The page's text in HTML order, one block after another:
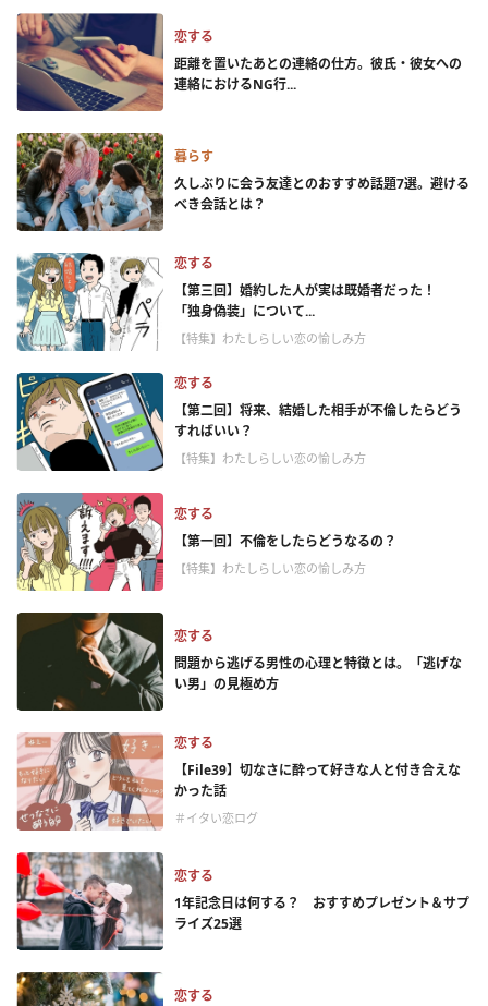
恋する
距離を置いたあとの連絡の仕方。彼氏・彼女への
連絡におけるNG行...
暮らす
久しぶりに会う友達とのおすすめ話題7選。避ける
べき会話とは？
恋する
【第三回】婚約した人が実は既婚者だった！
「独身偽装」について...
【特集】わたしらしい恋の愉しみ方
恋する
【第二回】将来、結婚した相手が不倫したらどう
すればいい？
【特集】わたしらしい恋の愉しみ方
恋する
【第一回】不倫をしたらどうなるの？
【特集】わたしらしい恋の愉しみ方
恋する
問題から逃げる男性の心理と特徴とは。「逃げな
い男」の見極め方
恋する
【File39】切なさに酔って好きな人と付き合えな
かった話
＃イタい恋ログ
恋する
1年記念日は何する？ おすすめプレゼント＆サプ
ライズ25選
恋する